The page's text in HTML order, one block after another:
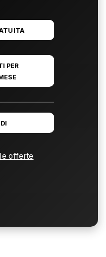
PER
offerte